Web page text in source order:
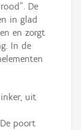
De
in glad
en zorgt
In de
uit
poort